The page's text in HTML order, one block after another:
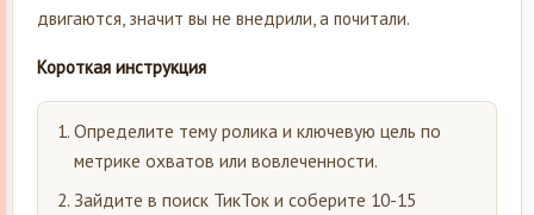
двигаются, значит вы не внедрили, а почитали.
Короткая инструкция
Определите тему ролика и ключевую цель по
метрике охватов или вовлеченности.
Зайдите в поиск ТикТок и соберите 10-15